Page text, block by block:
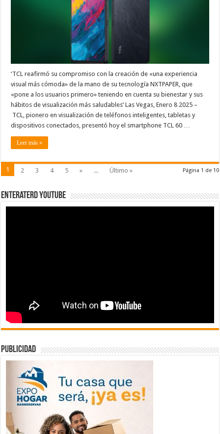
‘TCL reafirmó su compromiso con la creación de «una experiencia
visual más cómoda» de la mano de su tecnología NXTPAPER, que
«pone a los usuarios primero» teniendo en cuenta su bienestar y sus
hábitos de visualización más saludables’ Las Vegas, Enero 8 2025 –
TCL, pionero en visualización de teléfonos inteligentes, tabletas y
dispositivos conectados, presentó hoy el smartphone TCL 60 …
Leer más »
Página 1 de 10
1 2 3 4 5 » ... Último »
EnterateRD YOUTUBE
publicidad